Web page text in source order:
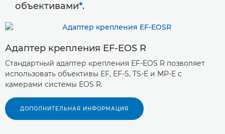
объективами*.
Адаптер крепления EF-EOS R
Стандартный адаптер крепления EF-EOS R позволяет
использовать объективы EF, EF-S, TS-E и MP-E с
камерами системы EOS R.
ДОПОЛНИТЕЛЬНАЯ ИНФОРМАЦИЯ